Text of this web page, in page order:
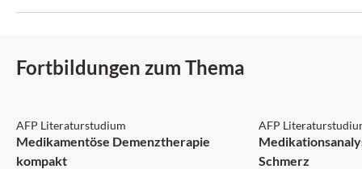
Fortbildungen zum Thema
AFP Literaturstudium
Medikamentöse Demenztherapie
kompakt
AFP
Schmerz